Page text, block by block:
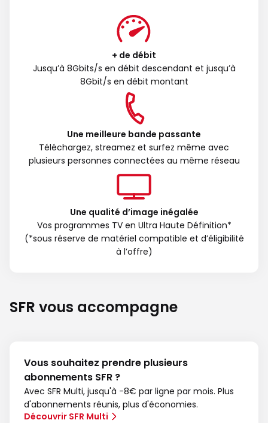
+ de débit
Jusqu’à 8Gbits/s en débit descendant et jusqu’à
8Gbit/s en débit montant
Une meilleure bande passante
Téléchargez, streamez et surfez même avec
plusieurs personnes connectées au même réseau
Une qualité d’image inégalée
Vos programmes TV en Ultra Haute Définition*
(*sous réserve de matériel compatible et d’éligibilité
à l’offre)
SFR vous accompagne
Vous souhaitez prendre plusieurs
abonnements SFR ?
Avec SFR Multi, jusqu'à -8€ par ligne par mois. Plus
d'abonnements réunis, plus d'économies.
Découvrir SFR Multi